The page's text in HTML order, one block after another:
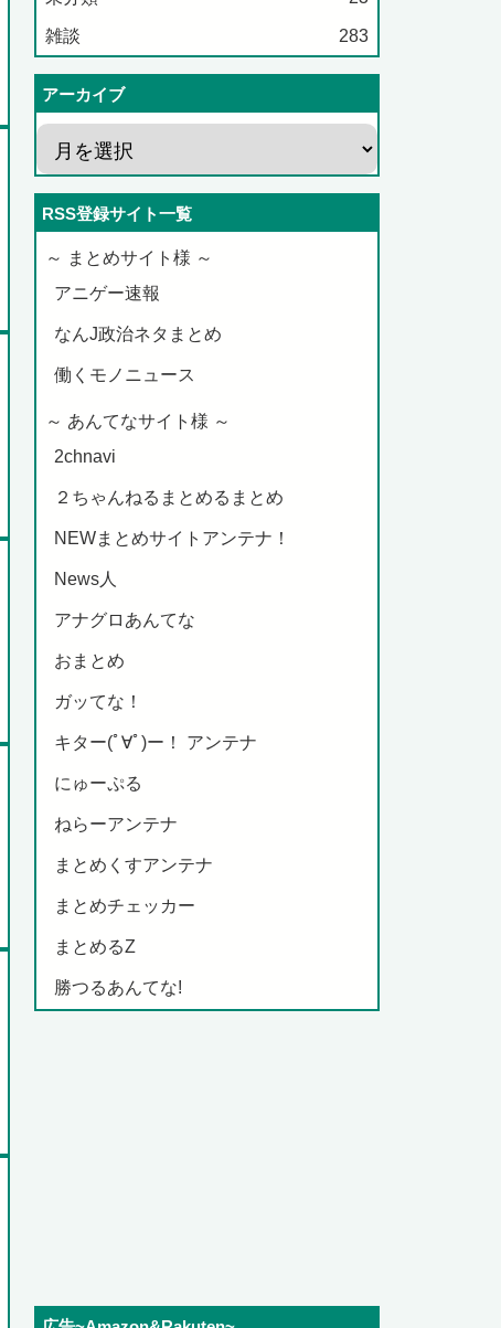
雑談 283
アーカイブ
RSS登録サイト一覧
～ まとめサイト様 ～
アニゲー速報
なんJ政治ネタまとめ
働くモノニュース
～ あんてなサイト様 ～
2chnavi
２ちゃんねるまとめるまとめ
NEWまとめサイトアンテナ！
News人
アナグロあんてな
おまとめ
ガッてな！
キター(ﾟ∀ﾟ)ー！ アンテナ
にゅーぷる
ねらーアンテナ
まとめくすアンテナ
まとめチェッカー
まとめるZ
勝つるあんてな!